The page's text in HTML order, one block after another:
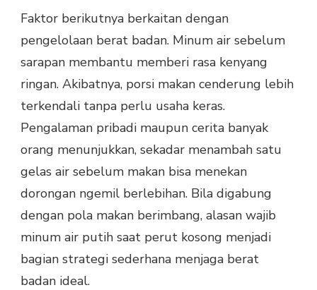
Faktor berikutnya berkaitan dengan
pengelolaan berat badan. Minum air sebelum
sarapan membantu memberi rasa kenyang
ringan. Akibatnya, porsi makan cenderung lebih
terkendali tanpa perlu usaha keras.
Pengalaman pribadi maupun cerita banyak
orang menunjukkan, sekadar menambah satu
gelas air sebelum makan bisa menekan
dorongan ngemil berlebihan. Bila digabung
dengan pola makan berimbang, alasan wajib
minum air putih saat perut kosong menjadi
bagian strategi sederhana menjaga berat
badan ideal.